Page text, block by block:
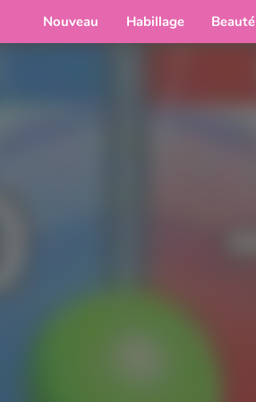
Nouveau Habillage Beauté